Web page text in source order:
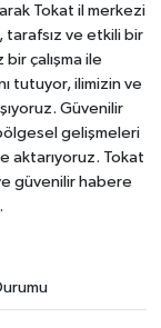
Tokat il merkezi
tarafsız ve etkili bir
çalışma ile
tutuyor, ilimizin ve
Güvenilir
gelişmeleri
aktarıyoruz. Tokat
güvenilir habere